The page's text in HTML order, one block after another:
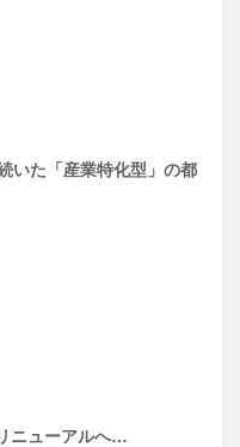
いた「産業特化型」の都
ニューアルへ…